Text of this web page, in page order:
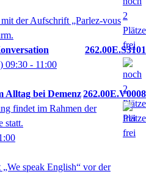
262.00E.S3101
09:30 - 11:00
Alltag bei Demenz262.00E.V0008
findet im Rahmen der
statt.